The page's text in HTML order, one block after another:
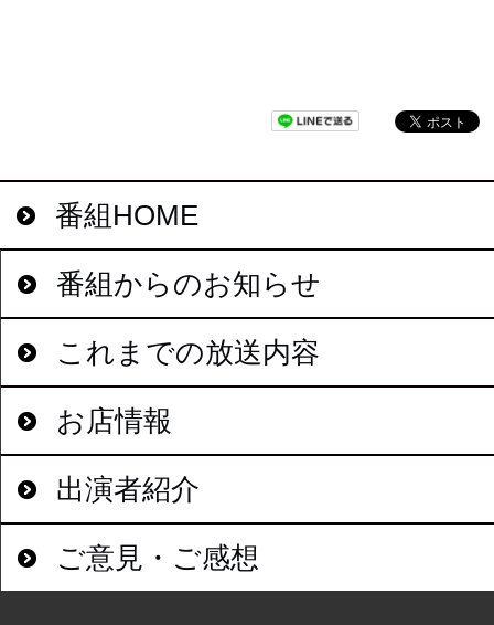
番組HOME
番組からのお知らせ
これまでの放送内容
お店情報
出演者紹介
ご意見・ご感想